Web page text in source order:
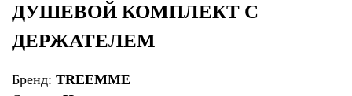
ДУШЕВОЙ КОМПЛЕКТ С
ДЕРЖАТЕЛЕМ
Бренд: TREEMME